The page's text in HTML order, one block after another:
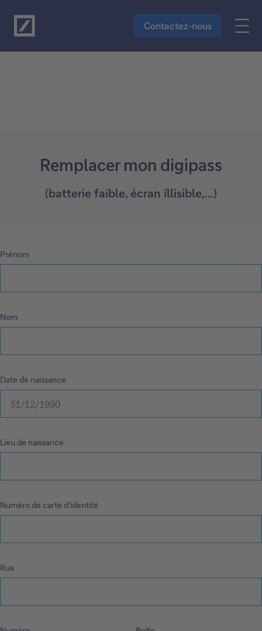
Vers le contenu principal
Contactez-nous
Remplacer mon digipass
(batterie faible, écran illisible,...)